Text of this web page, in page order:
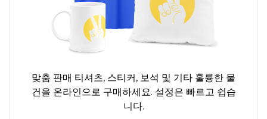
맞춤 판매 티셔츠, 스티커, 보석 및 기타 훌륭한 물
건을 온라인으로 구매하세요. 설정은 빠르고 쉽습
니다.